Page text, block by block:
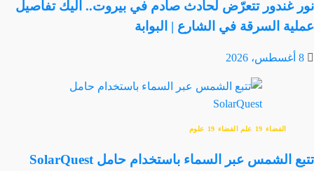
نور غندور تتعرّض لحادث صادم في بيروت.. اليك تفاصيل
عملية السرقة في الشارع | البوابة
8 أغسطس، 2026
الفضاء علم الفضاء علوم
تتبع الشمس عبر السماء باستخدام حامل SolarQuest